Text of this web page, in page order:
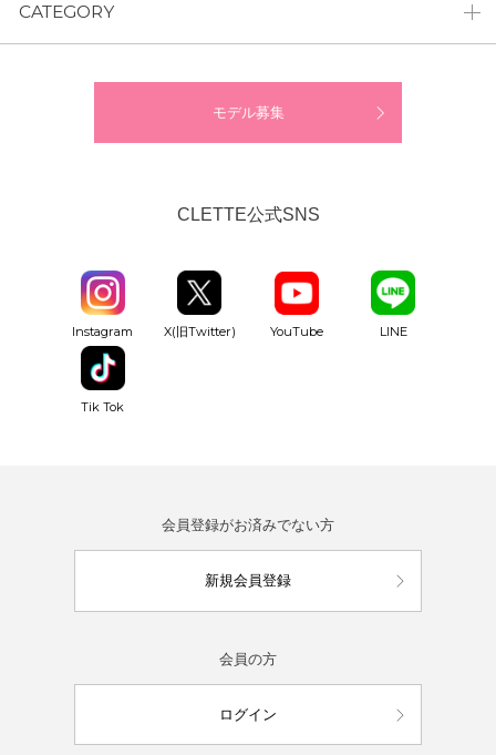
CATEGORY
モデル募集
CLETTE公式SNS
Instagram X(旧Twitter) YouTube LINE
Tik Tok
会員登録がお済みでない方
新規会員登録
会員の方
ログイン